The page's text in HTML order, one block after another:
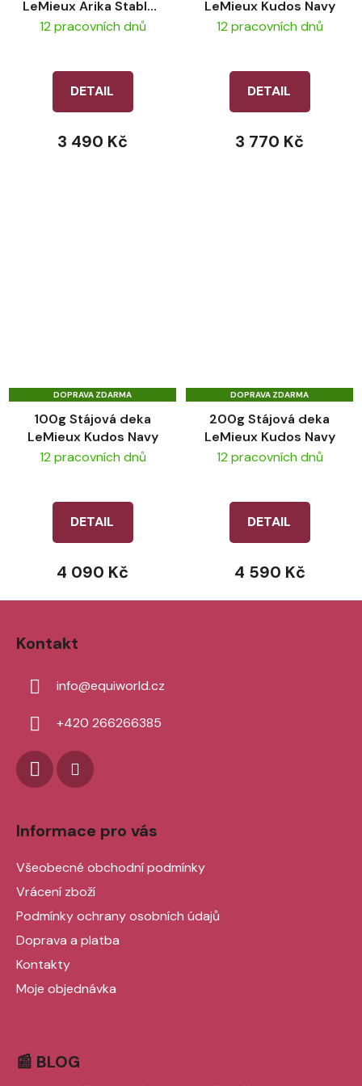
LeMieux Arika Stable-
Tek
12 pracovních dnů
DETAIL
3 490 Kč
LeMieux Kudos Navy
12 pracovních dnů
DETAIL
3 770 Kč
DOPRAVA ZDARMA
100g Stájová deka
LeMieux Kudos Navy
12 pracovních dnů
DETAIL
4 090 Kč
DOPRAVA ZDARMA
200g Stájová deka
LeMieux Kudos Navy
12 pracovních dnů
DETAIL
4 590 Kč
Kontakt
info@equiworld.cz
+420 266266385
Informace pro vás
Všeobecné obchodní podmínky
Vrácení zboží
Podmínky ochrany osobních údajů
Doprava a platba
Kontakty
Moje objednávka
📰 BLOG